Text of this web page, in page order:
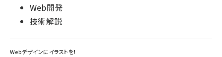
Web開発
技術解説
Webデザインにイラストを！